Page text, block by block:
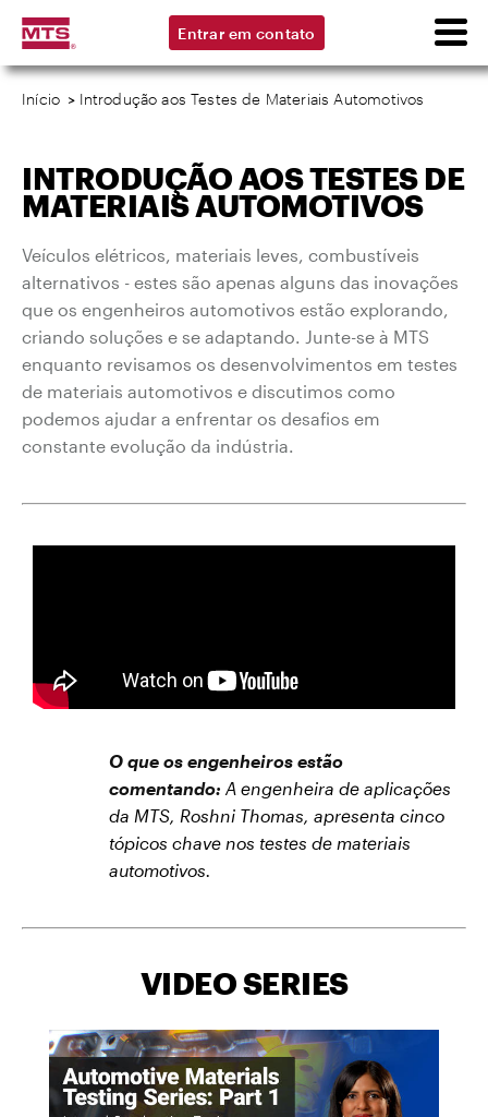
Entrar em contato
Início > Introdução aos Testes de Materiais Automotivos
INTRODUÇÃO AOS TESTES DE
MATERIAIS AUTOMOTIVOS
Veículos elétricos, materiais leves, combustíveis
alternativos - estes são apenas alguns das inovações
que os engenheiros automotivos estão explorando,
criando soluções e se adaptando. Junte-se à MTS
enquanto revisamos os desenvolvimentos em testes
de materiais automotivos e discutimos como
podemos ajudar a enfrentar os desafios em
constante evolução da indústria.
O que os engenheiros estão
comentando: A engenheira de aplicações
da MTS, Roshni Thomas, apresenta cinco
tópicos chave nos testes de materiais
automotivos.
VIDEO SERIES